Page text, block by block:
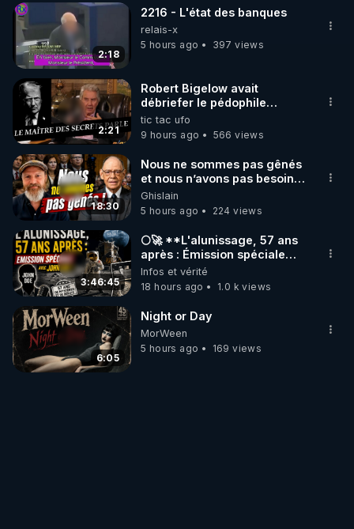
▶ 30 jours gratuit sur l’application de méditation et
de bien-être ENVOL :
Rendez-vous sur https://www.envol.app/code
le code : REGENERE
2:18
2216 - L'état des banques
relais-x
5 hours ago
397 views
2:21
Robert Bigelow avait
débriefer le pédophile
génocidaire de donald j
trump
tic tac ufo
9 hours ago
566 views
18:30
Nous ne sommes pas gênés
et nous n’avons pas besoin
de nous excuser ! #jw
#jehovah #collegecentral
Ghislain
5 hours ago
224 views
3:46:45
🌕🚀 **L'alunissage, 57 ans
après : Émission spéciale
avec John Doe !** 👨 🚀✨
Infos et vérité
18 hours ago
1.0 k views
6:05
Night or Day
MorWeen
5 hours ago
169 views